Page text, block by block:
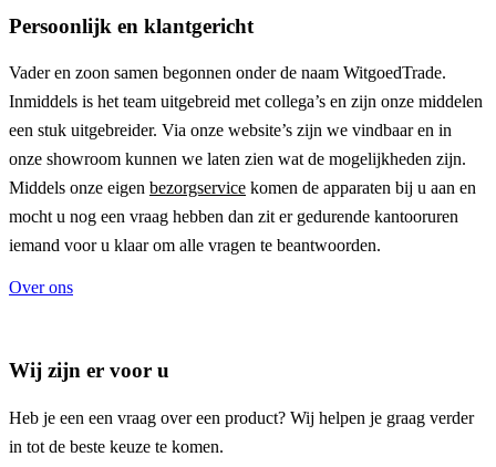
Persoonlijk en klantgericht
Vader en zoon samen begonnen onder de naam WitgoedTrade.
Inmiddels is het team uitgebreid met collega’s en zijn onze middelen
een stuk uitgebreider. Via onze website’s zijn we vindbaar en in
onze showroom kunnen we laten zien wat de mogelijkheden zijn.
Middels onze eigen bezorgservice komen de apparaten bij u aan en
mocht u nog een vraag hebben dan zit er gedurende kantooruren
iemand voor u klaar om alle vragen te beantwoorden.
Over ons
Wij zijn er voor u
Heb je een een vraag over een product? Wij helpen je graag verder
in tot de beste keuze te komen.